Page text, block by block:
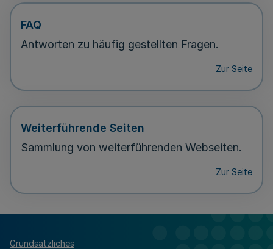
FAQ
Antworten zu häufig gestellten Fragen.
Zur Seite
Weiterführende Seiten
Sammlung von weiterführenden Webseiten.
Zur Seite
Grundsätzliches